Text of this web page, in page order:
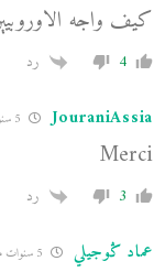
كيف واجه
4 رد
JouraniAssia
Merci
3 رد
عماد ݣوجيلي